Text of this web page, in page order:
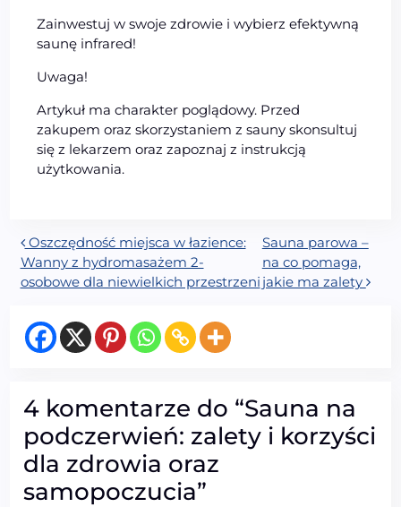
Zainwestuj w swoje zdrowie i wybierz efektywną
saunę infrared!
Uwaga!
Artykuł ma charakter poglądowy. Przed
zakupem oraz skorzystaniem z sauny skonsultuj
się z lekarzem oraz zapoznaj z instrukcją
użytkowania.
Nawigacja wpisu
Oszczędność miejsca w łazience:
Wanny z hydromasażem 2-
osobowe dla niewielkich przestrzeni
Sauna parowa –
na co pomaga,
jakie ma zalety
4 komentarze do “Sauna na
podczerwień: zalety i korzyści
dla zdrowia oraz
samopoczucia”